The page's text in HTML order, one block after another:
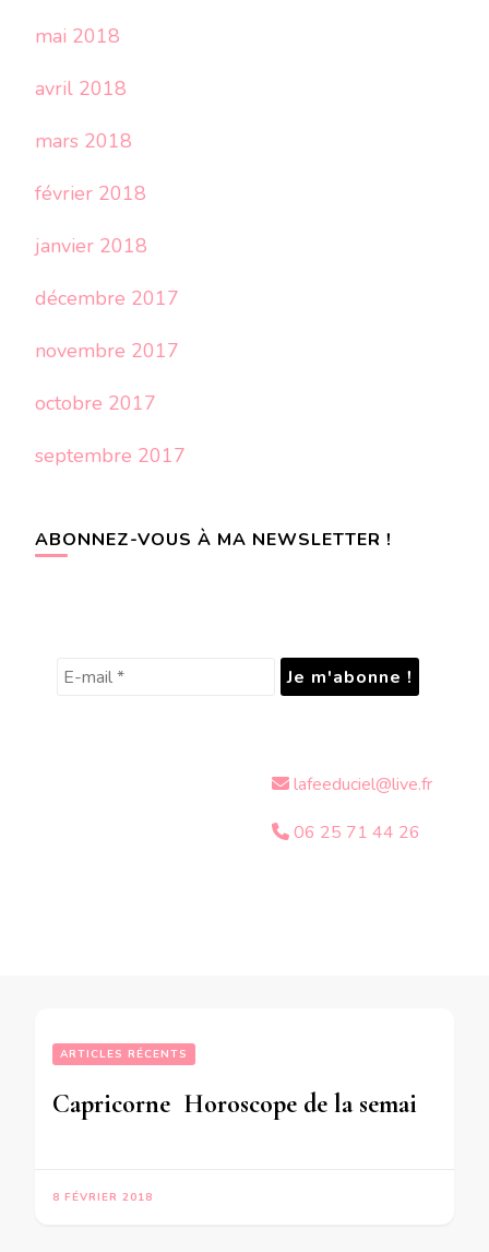
mai 2018
avril 2018
mars 2018
février 2018
janvier 2018
décembre 2017
novembre 2017
octobre 2017
septembre 2017
ABONNEZ-VOUS À MA NEWSLETTER !
lafeeduciel@live.fr
06 25 71 44 26
ARTICLES RÉCENTS
8 FÉVRIER 2018